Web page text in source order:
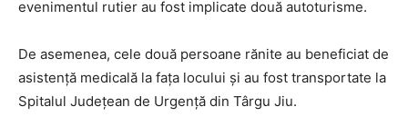
evenimentul rutier au fost implicate două autoturisme.
De asemenea, cele două persoane rănite au beneficiat de
asistență medicală la fața locului și au fost transportate la
Spitalul Județean de Urgență din Târgu Jiu.